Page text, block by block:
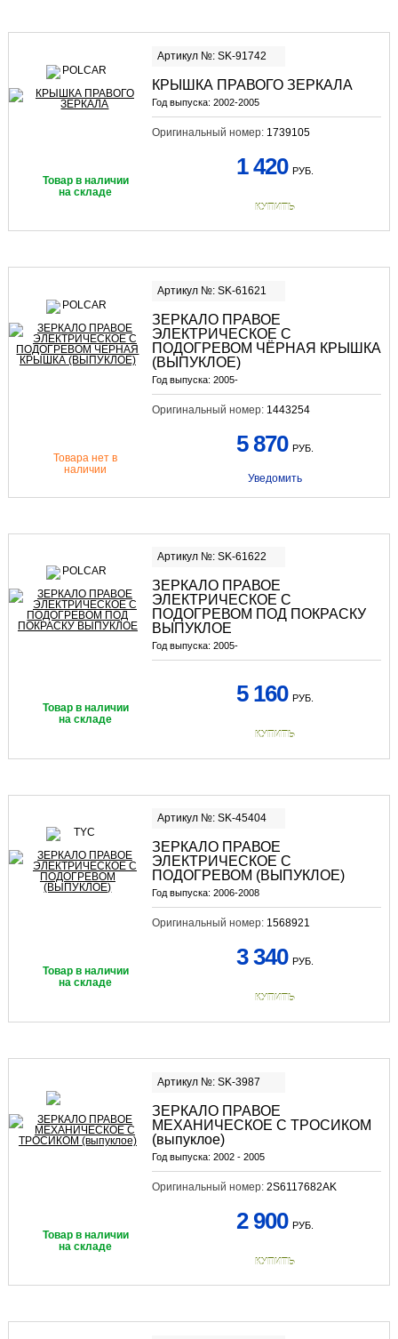
Артикул №: SK-91742
КРЫШКА ПРАВОГО ЗЕРКАЛА
Год выпуска: 2002-2005
Оригинальный номер: 1739105
Товар в наличии
на складе
1 420 РУБ.
КУПИТЬ
Артикул №: SK-61621
ЗЕРКАЛО ПРАВОЕ
ЭЛЕКТРИЧЕСКОЕ С
ПОДОГРЕВОМ ЧЁРНАЯ КРЫШКА
(ВЫПУКЛОЕ)
Год выпуска: 2005-
Оригинальный номер: 1443254
Товара нет в
наличии
5 870 РУБ.
Уведомить
Артикул №: SK-61622
ЗЕРКАЛО ПРАВОЕ
ЭЛЕКТРИЧЕСКОЕ С
ПОДОГРЕВОМ ПОД ПОКРАСКУ
ВЫПУКЛОЕ
Год выпуска: 2005-
Товар в наличии
на складе
5 160 РУБ.
КУПИТЬ
Артикул №: SK-45404
ЗЕРКАЛО ПРАВОЕ
ЭЛЕКТРИЧЕСКОЕ С
ПОДОГРЕВОМ (ВЫПУКЛОЕ)
Год выпуска: 2006-2008
Оригинальный номер: 1568921
Товар в наличии
на складе
3 340 РУБ.
КУПИТЬ
Артикул №: SK-3987
ЗЕРКАЛО ПРАВОЕ
МЕХАНИЧЕСКОЕ С ТРОСИКОМ
(выпуклое)
Год выпуска: 2002 - 2005
Оригинальный номер: 2S6117682AK
Товар в наличии
на складе
2 900 РУБ.
КУПИТЬ